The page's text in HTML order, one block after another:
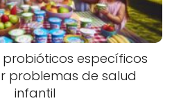
probióticos específicos
problemas de salud
infantil